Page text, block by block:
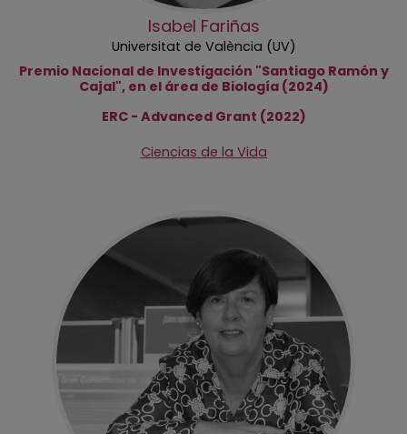
Isabel Fariñas
Universitat de València (UV)
Premio Nacional de Investigación "Santiago Ramón y
Cajal", en el área de Biología (2024)
ERC - Advanced Grant (2022)
Ciencias de la Vida